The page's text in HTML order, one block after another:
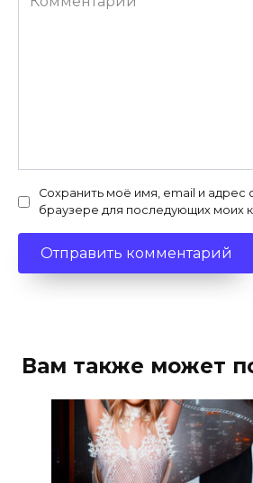
Сохранить моё имя, email и адрес
браузере для последующих моих
Вам также может